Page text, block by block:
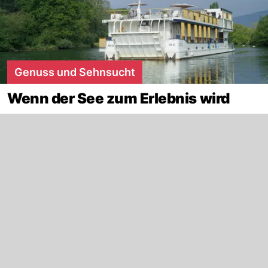
Genuss und Sehnsucht
Wenn der See zum Erlebnis wird